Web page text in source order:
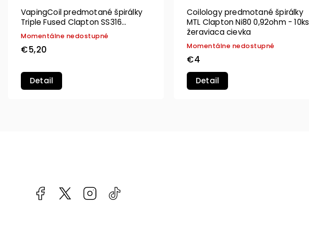
VapingCoil predmotané špirálky
Triple Fused Clapton SS316
0,3ohm - 4ks
Momentálne nedostupné
€5,20
Detail
Coilology predmotané špirálky
MTL Clapton Ni80 0,92ohm - 10ks
žeraviaca cievka
Momentálne nedostupné
€4
Detail
Facebookkzifcak85131Instagram